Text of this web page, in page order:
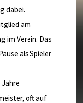
dabei.
am
im Verein. Das
als Spieler
Jahre
oft auf